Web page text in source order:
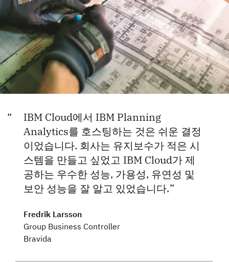
IBM Cloud에서 IBM Planning
Analytics를 호스팅하는 것은 쉬운 결정
이었습니다. 회사는 유지보수가 적은 시
스템을 만들고 싶었고 IBM Cloud가 제
공하는 우수한 성능, 가용성, 유연성 및
보안 성능을 잘 알고 있었습니다.
Fredrik Larsson
Group Business Controller
Bravida